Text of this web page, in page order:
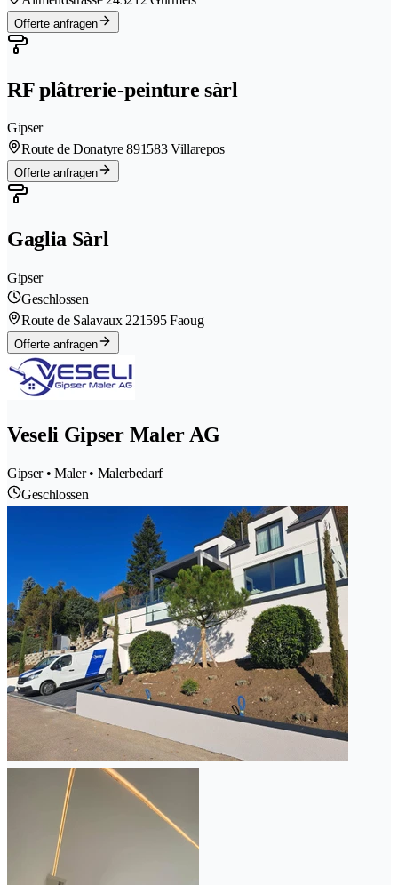
Offerte anfragen
RF plâtrerie-peinture sàrl
Gipser
Route de Donatyre 891583 Villarepos
Offerte anfragen
Gaglia Sàrl
Gipser
Geschlossen
Route de Salavaux 221595 Faoug
Offerte anfragen
Veseli Gipser Maler AG
Gipser • Maler • Malerbedarf
Geschlossen